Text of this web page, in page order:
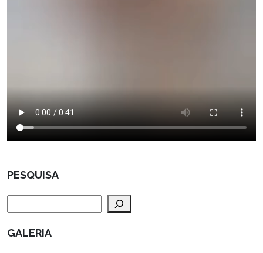
PESQUISA
GALERIA